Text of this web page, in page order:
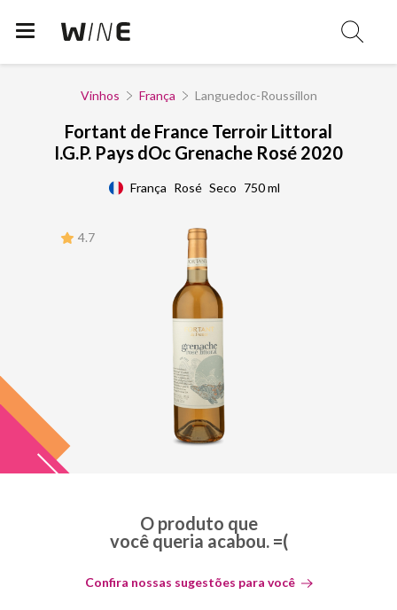
Vinhos França Languedoc-Roussillon
Fortant de France Terroir Littoral
I.G.P. Pays dOc Grenache Rosé 2020
França Rosé Seco 750 ml
4.7
O produto que
você queria acabou. =(
Confira nossas sugestões para você